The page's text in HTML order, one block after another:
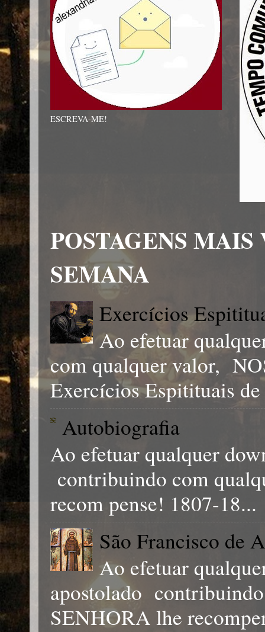
ESCREVA-ME!
POSTAGENS
SEMANA
Exercícios
Ao efetuar
com qualquer valor,
Exercícios Espitituais
Autobiografia
Ao efetuar qualquer
contribuindo com
recom pense! 1807-18...
São Francisco de
Ao efetuar
apostolado
SENHORA lhe